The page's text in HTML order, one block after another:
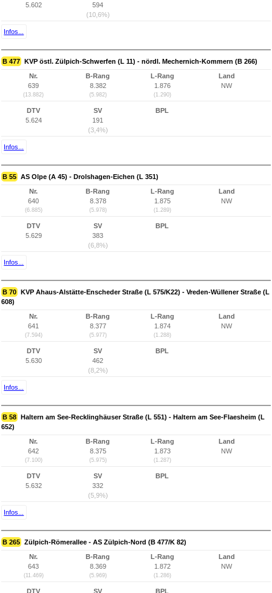
5.602
594
(10,6%)
Infos...
B 477 KVP östl. Zülpich-Schwerfen (L 11) - nördl. Mechernich-Kommern (B 266)
Nr.
639
(13.882)
B-Rang
8.382
(5.982)
L-Rang
1.876
(1.290)
Land
NW
DTV
5.624
SV
191
(3,4%)
BPL
Infos...
B 55 AS Olpe (A 45) - Drolshagen-Eichen (L 351)
Nr.
640
(6.885)
B-Rang
8.378
(5.978)
L-Rang
1.875
(1.289)
Land
NW
DTV
5.629
SV
383
(6,8%)
BPL
Infos...
B 70 KVP Ahaus-Alstätte-Enscheder Straße (L 575/K22) - Vreden-Wüllener Straße (L
608)
Nr.
641
(7.594)
B-Rang
8.377
(5.977)
L-Rang
1.874
(1.288)
Land
NW
DTV
5.630
SV
462
(8,2%)
BPL
Infos...
B 58 Haltern am See-Recklinghäuser Straße (L 551) - Haltern am See-Flaesheim (L
652)
Nr.
642
(7.100)
B-Rang
8.375
(5.975)
L-Rang
1.873
(1.287)
Land
NW
DTV
5.632
SV
332
(5,9%)
BPL
Infos...
B 265 Zülpich-Römerallee - AS Zülpich-Nord (B 477/K 82)
Nr.
643
(11.469)
B-Rang
8.369
(5.969)
L-Rang
1.872
(1.286)
Land
NW
DTV
SV
BPL